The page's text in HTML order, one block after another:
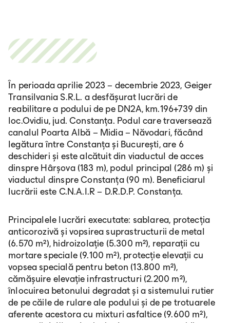
În perioada aprilie 2023 – decembrie 2023, Geiger
Transilvania S.R.L. a desfășurat lucrări de
reabilitare a podului de pe DN2A, km.196+739 din
loc.Ovidiu, jud. Constanța. Podul care traversează
canalul Poarta Albă – Midia – Năvodari, făcând
legătura între Constanța și București, are 6
deschideri și este alcătuit din viaductul de acces
dinspre Hârșova (183 m), podul principal (286 m) și
viaductul dinspre Constanța (90 m). Beneficiarul
lucrării este C.N.A.I.R – D.R.D.P. Constanța.
Principalele lucrări executate: sablarea, protecția
anticorozivă și vopsirea suprastructurii de metal
(6.570 m²), hidroizolație (5.300 m²), reparații cu
mortare speciale (9.100 m²), protecție elevații cu
vopsea specială pentru beton (13.800 m²),
cămășuire elevație infrastructuri (2.200 m²),
înlocuirea betonului degradat și a sistemului rutier
de pe căile de rulare ale podului și de pe trotuarele
aferente acestora cu mixturi asfaltice (9.600 m²),